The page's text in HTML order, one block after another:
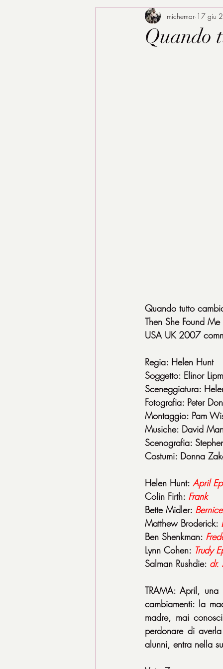
Quando
michemar 17 giu
Quando tutto
Then She Found Me
USA UK 2007
Regia: Helen Hunt
Soggetto: Elinor
Sceneggiatura:
Fotografia: Peter
Montaggio: Pam
Musiche: David
Scenografia:
Costumi: Donna
Helen Hunt: April
Colin Firth: Frank
Bette Midler:
Matthew Broderick:
Ben Shenkman:
Lynn Cohen: Trudy
Salman Rushdie: dr.
TRAMA: April,
cambiamenti: la
madre, mai
perdonare di
alunni, entra nella